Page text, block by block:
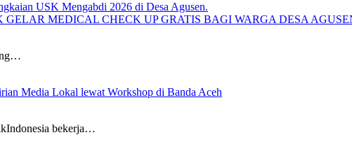
MEDICAL CHECK UP GRATIS BAGI WARGA DESA
Media Lokal lewat Workshop di Banda Aceh
bekerja…